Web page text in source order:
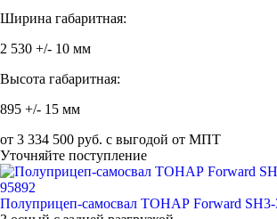
Ширина габаритная:
2 530 +/- 10 мм
Высота габаритная:
895 +/- 15 мм
от 3 334 500 руб. с выгодой от МПТ
Уточняйте поступление
Полуприцеп-самосвал ТОНАР Forward SH3-